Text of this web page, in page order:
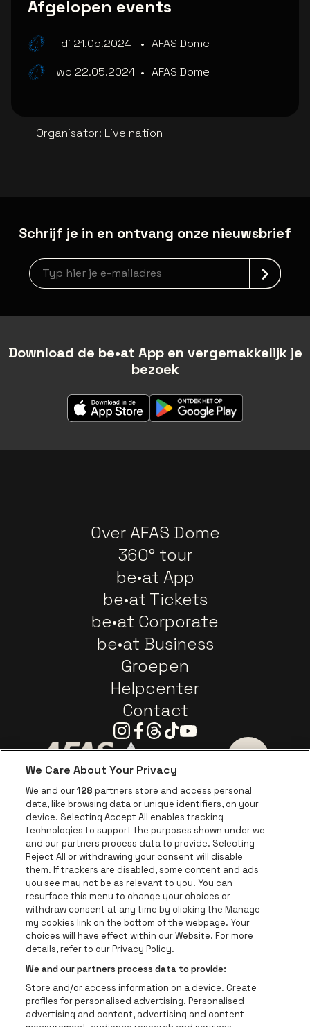
Afgelopen events
di 21.05.2024 • AFAS Dome
wo 22.05.2024 • AFAS Dome
Organisator: Live nation
Schrijf je in en ontvang onze nieuwsbrief
Nieuwsbrief aanmelding
Download de be•at App en vergemakkelijk je
bezoek
Over AFAS Dome
360° tour
be•at App
be•at Tickets
be•at Corporate
be•at Business
Groepen
Helpcenter
Contact
Instagram
Facebook
Threads
TiktokYoutube
Ga naar
Ga naar de website van Europcar
Ga naar de
Ga naar de website van Coca-Cola
Ga naar de website van
Ga naar de
Ga naar de website van Champagne
Ga naar de website
Ga naar de website van Het
Ga naar de
AFAS Dome is een deel van be•at
AFAS Dome
Schijnpoortweg 119, 2170 Antwerpen
Be-At Venues
Schijnpoortweg 119, 2170 Antwerpen
We Care About Your Privacy
We and our128 partners store and access personal
data, like browsing data or unique identifiers, on your
device. Selecting Accept All enables tracking
technologies to support the purposes shown under we
and our partners process data to provide. Selecting
Reject All or withdrawing your consent will disable
them. If trackers are disabled, some content and ads
you see may not be as relevant to you. You can
resurface this menu to change your choices or
withdraw consent at any time by clicking the Manage
my cookies link on the bottom of the webpage. Your
choices will have effect within our Website. For more
details, refer to our Privacy Policy.
We and our partners process data to provide:
Store and/or access information on a device. Create
profiles for personalised advertising. Personalised
advertising and content, advertising and content